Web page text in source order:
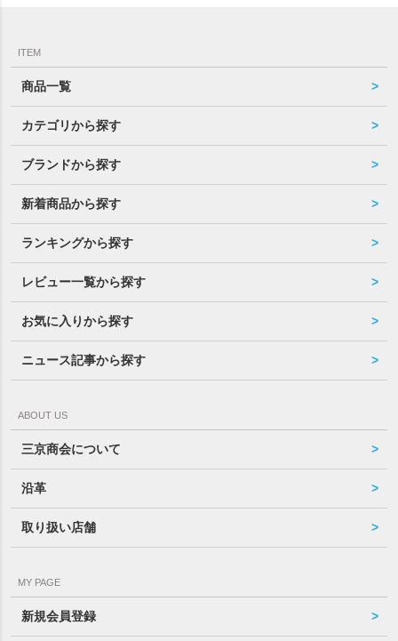
ITEM
商品一覧
カテゴリから探す
ブランドから探す
新着商品から探す
ランキングから探す
レビュー一覧から探す
お気に入りから探す
ニュース記事から探す
ABOUT US
三京商会について
沿革
取り扱い店舗
MY PAGE
新規会員登録